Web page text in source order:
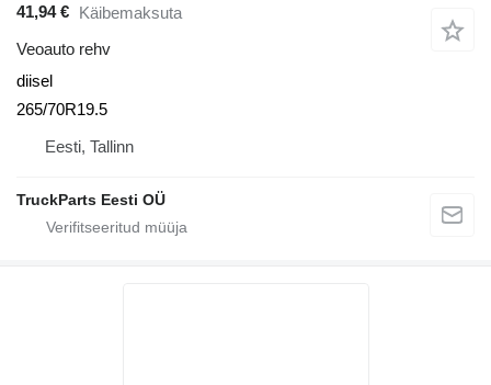
41,94 € Käibemaksuta
Veoauto rehv
diisel
265/70R19.5
Eesti, Tallinn
TruckParts Eesti OÜ